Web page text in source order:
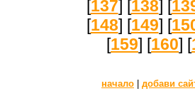
[137] [138] [
[148] [149] [
[159] [160] [
начало | добави